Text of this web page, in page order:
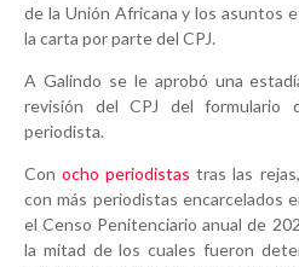
de la Unión Africana y los asuntos
la carta por parte del CPJ.
A Galindo se le aprobó una
revisión del CPJ del formulario
periodista.
Con ocho periodistas tras las
con más periodistas encarcelados
el Censo Penitenciario anual de
la mitad de los cuales fueron